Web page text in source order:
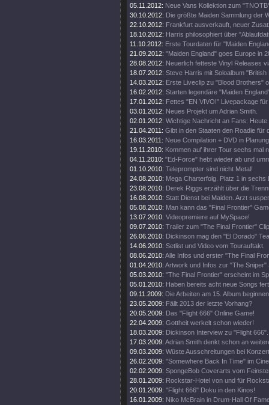
05.11.2012: Neue Vans Kollektion zum
30.10.2012: Die größte Maiden Sammlung der
22.10.2012: Frankfurt ausverkauft, neuer
18.10.2012: Harris philosophiert über
11.10.2012: Erste Tourdaten für "Maiden
21.09.2012: "Maiden England" goes Europe in
28.08.2012: Neuerlich fetteste Vinyl Releases
18.07.2012: Steve Harris mit Soloalbum "British
14.03.2012: Erste Liveclip zu "Blood Brothers"
16.02.2012: Starten legendäre "Maiden
17.01.2012: Fettes "EN VIVO!" Livepackage
03.01.2012: Neues Projekt um Adrian Smith.
02.01.2012: Wichtige Nachricht an Fans: Heute
21.04.2011: Gibt in den Staaten den Roadie für
16.03.2011: Neue Compilation + DVD in
19.11.2010: Kommen auf ihrer Tour sechs mal
04.11.2010: "Ed-Force" hebt wieder ab und
01.10.2010: Teleprompter sind nicht Metal!
24.08.2010: Mega Charterfolg. Platz 1 in sechs
23.08.2010: Derek Riggs erzählt über die
16.08.2010: Statt Dienst bei Maiden. Arzt
05.08.2010: Man kann das "Final Frontier"
13.07.2010: Videopremiere auf MySpace!
09.07.2010: Trailer zum "The Final Frontier"
26.06.2010: Dickinson mag den "El Dorado"
14.06.2010: Setlist und Video vom Tourauftakt.
08.06.2010: Alle Infos und erster "The Final
01.04.2010: Artwork und Infos zur "The Sniper"
05.03.2010: "The Final Frontier" erscheint im
05.01.2010: Haben bereits acht neue Songs
09.11.2009: Die Arbeiten am 15. Album
23.05.2009: Fällt 2013 der letzte Vorhang?
20.05.2009: Das "Flight 666" Online Game!
22.04.2009: Gottheit werkelt schon wieder!
18.03.2009: Dickinson Interview zu "Flight 666".
17.03.2009: Adrian Smith denkt schon an
09.03.2009: Wüste Ausschreitungen bei
26.02.2009: "Somewhere Back In Time" im
02.02.2009: SpongeBob Coverarts vom
28.01.2009: Rockstar-Hotel von und für
20.01.2009: "Flight 666" Doku in den Kinos!
16.01.2009: Niko McBrain in Drum-Hall Of